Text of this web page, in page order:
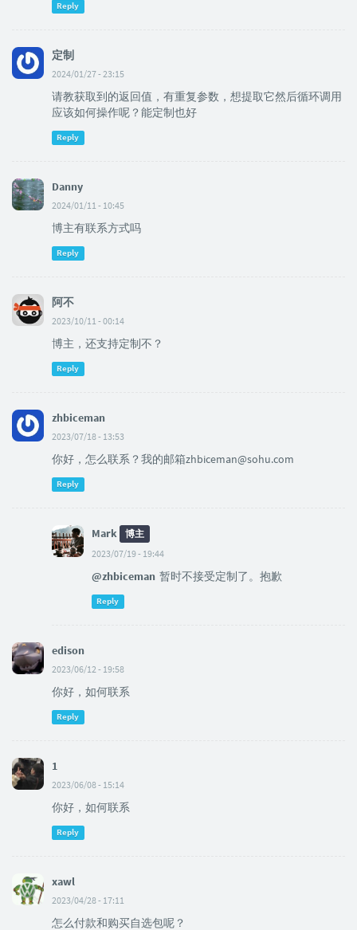
Reply
定制
2024/01/27 - 23:15
请教获取到的返回值，有重复参数，想提取它然后循环调用
应该如何操作呢？能定制也好
Reply
Danny
2024/01/11 - 10:45
博主有联系方式吗
Reply
阿不
2023/10/11 - 00:14
博主，还支持定制不？
Reply
zhbiceman
2023/07/18 - 13:53
你好，怎么联系？我的邮箱zhbiceman@sohu.com
Reply
Mark
博主
2023/07/19 - 19:44
@zhbiceman 暂时不接受定制了。抱歉
Reply
edison
2023/06/12 - 19:58
你好，如何联系
Reply
1
2023/06/08 - 15:14
你好，如何联系
Reply
xawl
2023/04/28 - 17:11
怎么付款和购买自选包呢？